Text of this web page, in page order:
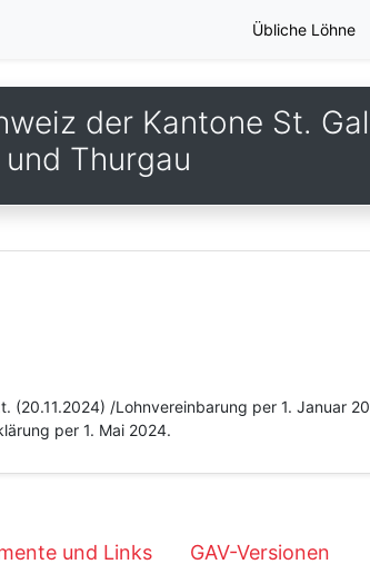
Übliche Löhne
der Kantone St.
und Thurgau
/Lohnvereinbarung per 1. Januar
per 1. Mai 2024.
und Links GAV-Versionen